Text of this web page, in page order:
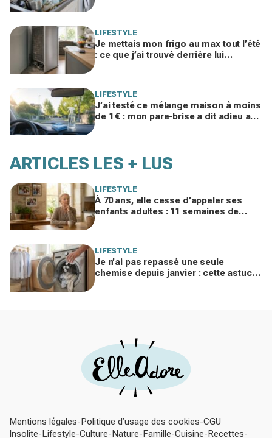
LIFESTYLE
Je mettais mon frigo au max tout l’été
: ce que j’ai trouvé derrière lui
LIFESTYLE
J’ai testé ce mélange maison à moins
de 1 € : mon pare-brise a dit adieu aux
ARTICLES LES + LUS
LIFESTYLE
À 70 ans, elle cesse d’appeler ses
enfants adultes : 11 semaines de
LIFESTYLE
Je n’ai pas repassé une seule
chemise depuis janvier : cette astuce
Mentions légales Politique d’usage des cookies CGU
Insolite Lifestyle Culture Nature Famille Cuisine Recettes